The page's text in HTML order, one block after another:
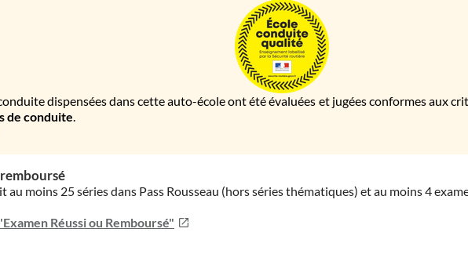
dispensées dans cette auto-école ont été évaluées et jugées conformes aux
de conduite.
au moins 25 séries dans Pass Rousseau (hors séries thématiques) et au moins 4
Réussi ou Remboursé"